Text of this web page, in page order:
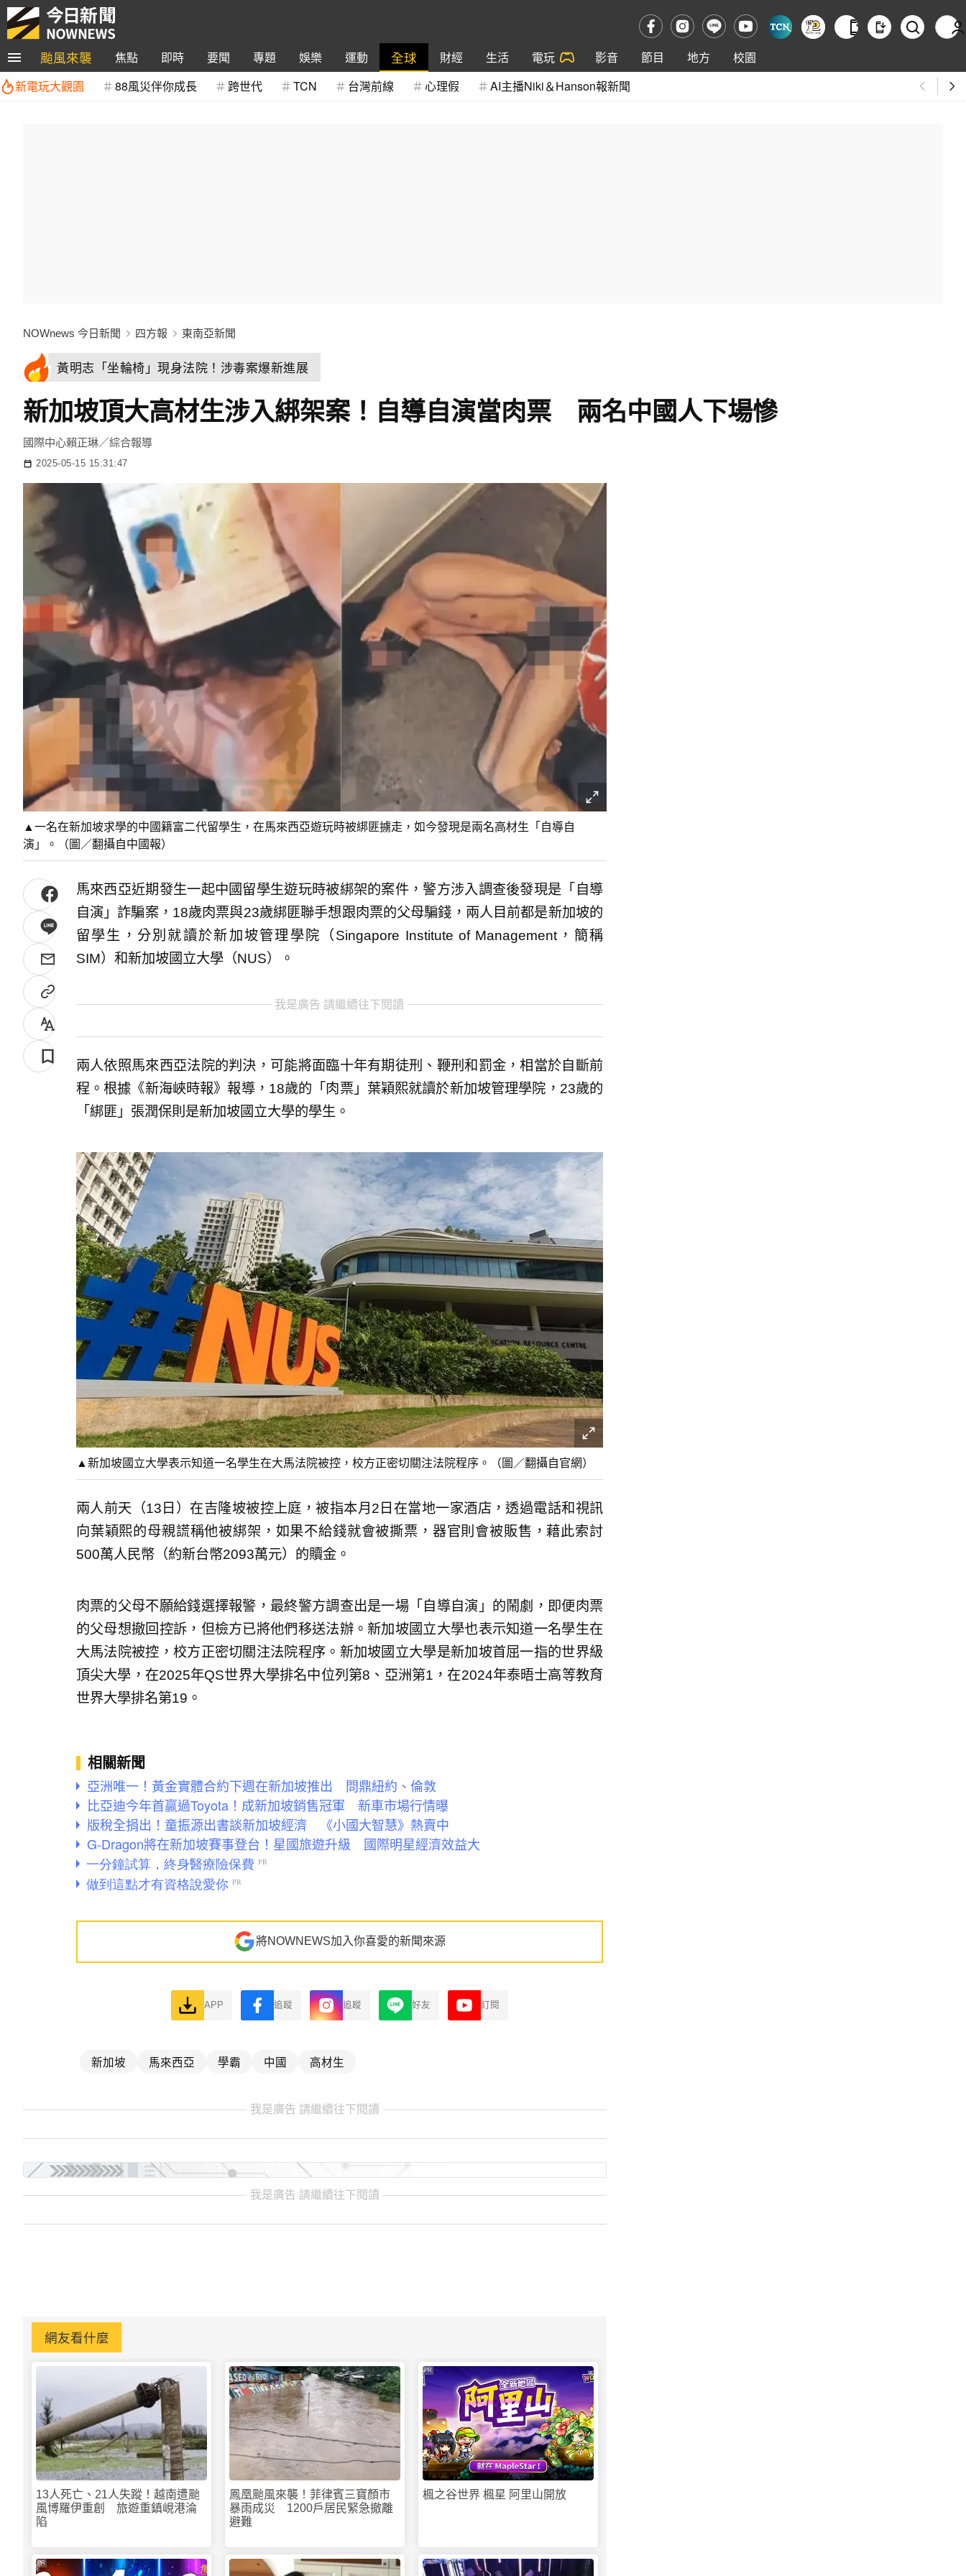
颱風來襲 焦點 即時 要聞 專題 娛樂 運動 全球 財經 生活 電玩 影音 節目 地方
校園
新電玩大觀園
88風災伴你成長 跨世代 TCN 台灣前線 心理假 AI主播Niki＆Hanson報新聞
NOWnews 今日新聞 四方報 東南亞新聞
黃明志「坐輪椅」現身法院！涉毒案爆新進展
新加坡頂大高材生涉入綁架案！自導自演當肉票 兩名中國人下場慘
國際中心賴正琳／綜合報導
2025-05-15 15:31:47
▲一名在新加坡求學的中國籍富二代留學生，在馬來西亞遊玩時被綁匪擄走，如今發現是兩名高材生「自導自
演」。（圖／翻攝自中國報）
馬來西亞近期發生一起中國留學生遊玩時被綁架的案件，警方涉入調查後發現是「自導
自演」詐騙案，18歲肉票與23歲綁匪聯手想跟肉票的父母騙錢，兩人目前都是新加坡的
留學生，分別就讀於新加坡管理學院（Singapore Institute of Management，簡稱
SIM）和新加坡國立大學（NUS）。
我是廣告 請繼續往下閱讀
兩人依照馬來西亞法院的判決，可能將面臨十年有期徒刑、鞭刑和罰金，相當於自斷前
程。根據《新海峽時報》報導，18歲的「肉票」葉穎熙就讀於新加坡管理學院，23歲的
「綁匪」張潤保則是新加坡國立大學的學生。
▲新加坡國立大學表示知道一名學生在大馬法院被控，校方正密切關注法院程序。（圖／翻攝自官網）
兩人前天（13日）在吉隆坡被控上庭，被指本月2日在當地一家酒店，透過電話和視訊
向葉穎熙的母親謊稱他被綁架，如果不給錢就會被撕票，器官則會被販售，藉此索討
500萬人民幣（約新台幣2093萬元）的贖金。
肉票的父母不願給錢選擇報警，最終警方調查出是一場「自導自演」的鬧劇，即便肉票
的父母想撤回控訴，但檢方已將他們移送法辦。新加坡國立大學也表示知道一名學生在
大馬法院被控，校方正密切關注法院程序。新加坡國立大學是新加坡首屈一指的世界級
頂尖大學，在2025年QS世界大學排名中位列第8、亞洲第1，在2024年泰晤士高等教育
世界大學排名第19。
相關新聞
亞洲唯一！黃金實體合約下週在新加坡推出 問鼎紐約、倫敦
比亞迪今年首贏過Toyota！成新加坡銷售冠軍 新車市場行情曝
版稅全捐出！童振源出書談新加坡經濟 《小國大智慧》熱賣中
G-Dragon將在新加坡賽事登台！星國旅遊升級 國際明星經濟效益大
將NOWNEWS加入你喜愛的新聞來源
APP 追蹤 追蹤 好友 訂閱
新加坡 馬來西亞 學霸 中國 高材生
我是廣告 請繼續往下閱讀
我是廣告 請繼續往下閱讀
網友看什麼
13人死亡、21人失蹤！越南遭颱
風博羅伊重創 旅遊重鎮峴港淪
陷
鳳凰颱風來襲！菲律賓三寶顏市
暴雨成災 1200戶居民緊急撤離
避難
楓之谷世界 楓星 阿里山開放
PR
PR